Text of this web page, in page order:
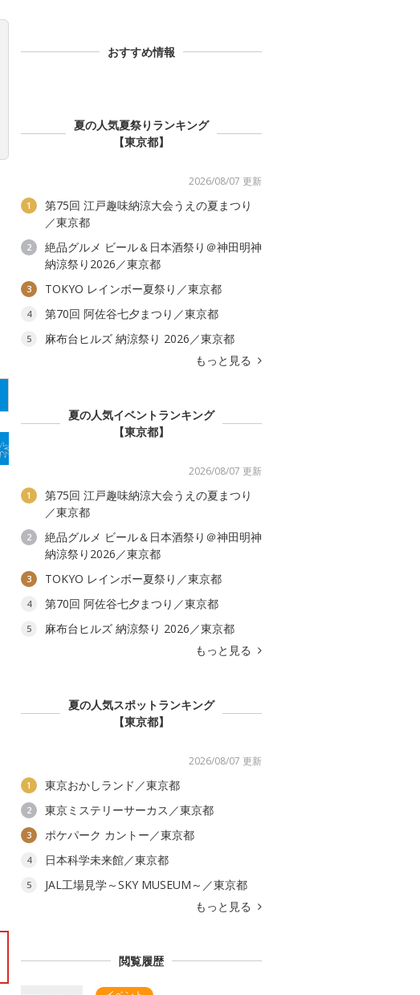
おすすめ情報
夏の人気夏祭りランキング
【東京都】
2026/08/07 更新
1
第75回 江戸趣味納涼大会うえの夏まつり
／東京都
2
絶品グルメ ビール＆日本酒祭り＠神田明神
納涼祭り2026／東京都
3 TOKYO レインボー夏祭り／東京都
4 第70回 阿佐谷七夕まつり／東京都
5
麻布台ヒルズ 納涼祭り 2026／東京都
もっと見る
夏の人気イベントランキング
【東京都】
2026/08/07 更新
1
第75回 江戸趣味納涼大会うえの夏まつり
／東京都
2
絶品グルメ ビール＆日本酒祭り＠神田明神
納涼祭り2026／東京都
3 TOKYO レインボー夏祭り／東京都
4 第70回 阿佐谷七夕まつり／東京都
5
麻布台ヒルズ 納涼祭り 2026／東京都
もっと見る
夏の人気スポットランキング
【東京都】
2026/08/07 更新
1 東京おかしランド／東京都
2 東京ミステリーサーカス／東京都
3 ポケパーク カントー／東京都
4 日本科学未来館／東京都
5
JAL工場見学～SKY MUSEUM～／東京都
もっと見る
閲覧履歴